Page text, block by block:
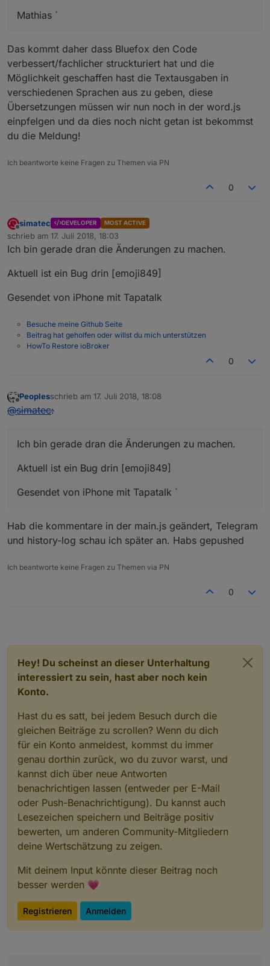
Mathias `
Das kommt daher dass Bluefox den Code
verbessert/fachlicher struckturiert hat und die
Möglichkeit geschaffen hast die Textausgaben in
verschiedenen Sprachen aus zu geben, diese
Übersetzungen müssen wir nun noch in der word.js
einpfelgen und da dies noch nicht getan ist bekommst
du die Meldung!
Ich beantworte keine Fragen zu Themen via PN
0
Offline
simatec DEVELOPER MOST ACTIVE
schrieb am 17. Juli 2018, 18:03
zuletzt editiert von
Ich bin gerade dran die Änderungen zu machen.
Aktuell ist ein Bug drin [emoji849]
Gesendet von iPhone mit Tapatalk
Besuche meine Github Seite
Beitrag hat geholfen oder willst du mich unterstützen
HowTo Restore ioBroker
0
Offline
Peoplesschrieb am 17. Juli 2018, 18:08
zuletzt editiert von
@simatec:
Ich bin gerade dran die Änderungen zu machen.
Aktuell ist ein Bug drin [emoji849]
Gesendet von iPhone mit Tapatalk `
Hab die kommentare in der main.js geändert, Telegram
und history-log schau ich später an. Habs gepushed
Ich beantworte keine Fragen zu Themen via PN
0
Hey! Du scheinst an dieser Unterhaltung
interessiert zu sein, hast aber noch kein
Konto.
Hast du es satt, bei jedem Besuch durch die
gleichen Beiträge zu scrollen? Wenn du dich
für ein Konto anmeldest, kommst du immer
genau dorthin zurück, wo du zuvor warst, und
kannst dich über neue Antworten
benachrichtigen lassen (entweder per E-Mail
oder Push-Benachrichtigung). Du kannst auch
Lesezeichen speichern und Beiträge positiv
bewerten, um anderen Community-Mitgliedern
deine Wertschätzung zu zeigen.
Mit deinem Input könnte dieser Beitrag noch
besser werden 💗
Registrieren Anmelden